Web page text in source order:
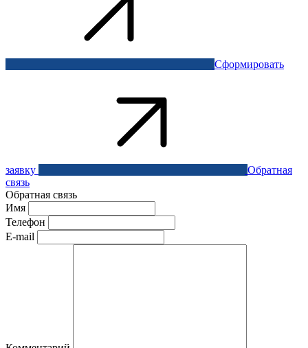
Сформировать
заявку
Обратная
связь
Обратная связь
Имя
Телефон
E-mail